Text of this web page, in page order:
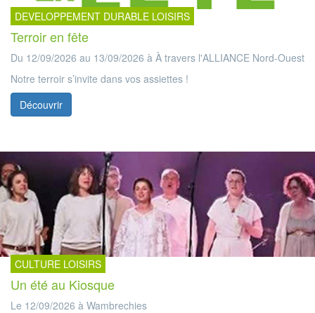
DEVELOPPEMENT DURABLE LOISIRS
Terroir en fête
Du 12/09/2026 au 13/09/2026 à À travers l'ALLIANCE Nord-Ouest
Notre terroir s’invite dans vos assiettes !
Découvrir
CULTURE LOISIRS
Un été au Kiosque
Le 12/09/2026 à Wambrechies